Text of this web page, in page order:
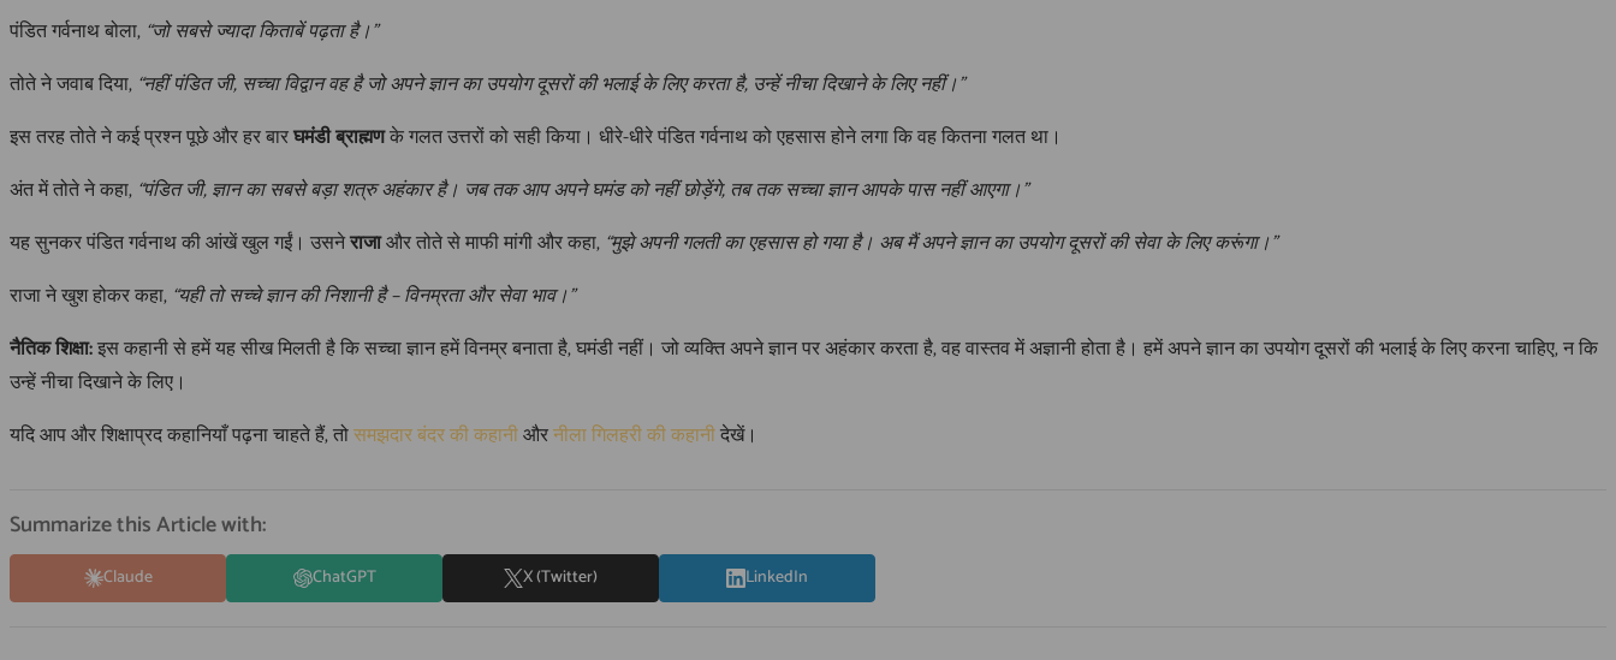
पंडित गर्वनाथ बोला, “जो सबसे ज्यादा किताबें पढ़ता है।”
तोते ने जवाब दिया, “नहीं पंडित जी, सच्चा विद्वान वह है जो अपने ज्ञान का उपयोग दूसरों की भलाई के लिए करता है, उन्हें नीचा दिखाने के लिए नहीं।”
इस तरह तोते ने कई प्रश्न पूछे और हर बारघमंडी ब्राह्मणके गलत उत्तरों को सही किया। धीरे-धीरे पंडित गर्वनाथ को एहसास होने लगा कि वह कितना गलत था।
अंत में तोते ने कहा, “पंडित जी, ज्ञान का सबसे बड़ा शत्रु अहंकार है। जब तक आप अपने घमंड को नहीं छोड़ेंगे, तब तक सच्चा ज्ञान आपके पास नहीं आएगा।”
यह सुनकर पंडित गर्वनाथ की आंखें खुल गईं। उसनेराजाऔर तोते से माफी मांगी और कहा, “मुझे अपनी गलती का एहसास हो गया है। अब मैं अपने ज्ञान का उपयोग दूसरों की सेवा के लिए करूंगा।”
राजा ने खुश होकर कहा, “यही तो सच्चे ज्ञान की निशानी है – विनम्रता और सेवा भाव।”
नैतिक शिक्षा:इस कहानी से हमें यह सीख मिलती है कि सच्चा ज्ञान हमें विनम्र बनाता है, घमंडी नहीं। जो व्यक्ति अपने ज्ञान पर अहंकार करता है, वह वास्तव में अज्ञानी होता है। हमें अपने ज्ञान का उपयोग दूसरों की भलाई के लिए करना चाहिए, न कि
उन्हें नीचा दिखाने के लिए।
यदि आप और शिक्षाप्रद कहानियाँ पढ़ना चाहते हैं, तोसमझदार बंदर की कहानीऔरनीला गिलहरी की कहानीदेखें।
Summarize this Article with:
Claude ChatGPT X (Twitter) LinkedIn